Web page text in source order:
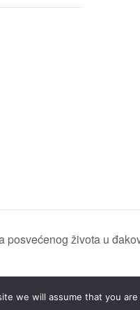
posvećenog života u
we will assume that you